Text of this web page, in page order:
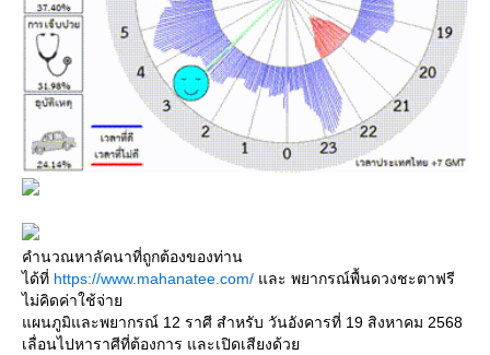
คำนวณหาลัคนาที่ถูกต้องของท่าน
ได้ที่ https://www.mahanatee.com/ ละ พยากรณ์พื้นดวงชะตาฟรี
ไม่คิดค่าใช้จ่า
ผนภูมิและพยากรณ์ 12 ราศี สำหรับ วันอังคารที่ 19 สิงหาคม 2568
เลื่อนไปหาราศีที่ต้องการ และเปิดเสียงด้ว